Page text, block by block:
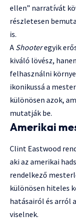
ellen” narratívát
részletesen
is.
A Shooteregyik
kiváló lövész,
felhasználni
ikonikussá a
különösen azok,
mutatják be.
Amerikai
Clint Eastwood
aki az amerikai
rendelkező
különösen hiteles
hatásairól és arról
viselnek.